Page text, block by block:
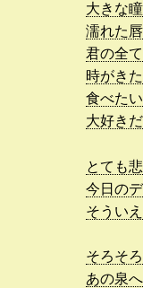
大きな瞳
濡れた唇
君の全
時がき
食べた
大好き
とても
今日の
そうい
そろそ
あの泉へ